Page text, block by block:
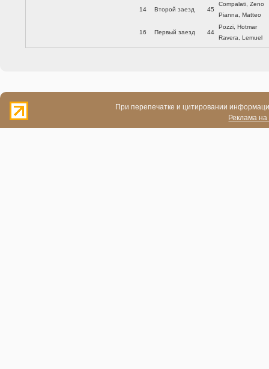
14 Второй заезд 45
Compalati, Zeno
Pianna, Matteo
16 Первый заезд 44
Pozzi, Hotmar
Ravera, Lemuel
При перепечатке и цитировании
Реклама на